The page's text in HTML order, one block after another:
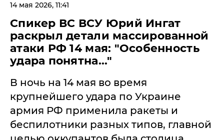
14 мая 2026, 11:41
Спикер ВС ВСУ Юрий Ингат
раскрыл детали массированной
атаки РФ 14 мая: "Особенность
удара понятна..."
В ночь на 14 мая во время
крупнейшего удара по Украине
армия РФ применила ракеты и
беспилотники разных типов, главной